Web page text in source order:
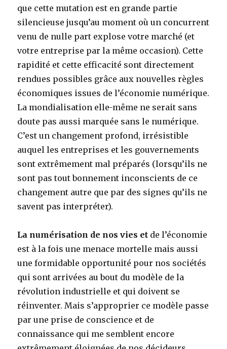
que cette mutation est en grande partie
silencieuse jusqu’au moment où un concurrent
venu de nulle part explose votre marché (et
votre entreprise par la même occasion). Cette
rapidité et cette efficacité sont directement
rendues possibles grâce aux nouvelles règles
économiques issues de l’économie numérique.
La mondialisation elle-même ne serait sans
doute pas aussi marquée sans le numérique.
C’est un changement profond, irrésistible
auquel les entreprises et les gouvernements
sont extrêmement mal préparés (lorsqu’ils ne
sont pas tout bonnement inconscients de ce
changement autre que par des signes qu’ils ne
savent pas interpréter).
La numérisation de nos vies et de l’économie
est à la fois une menace mortelle mais aussi
une formidable opportunité pour nos sociétés
qui sont arrivées au bout du modèle de la
révolution industrielle et qui doivent se
réinventer. Mais s’approprier ce modèle passe
par une prise de conscience et de
connaissance qui me semblent encore